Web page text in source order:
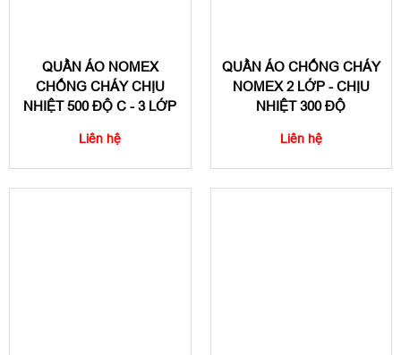
QUẦN ÁO NOMEX
CHỐNG CHÁY CHỊU
NHIỆT 500 ĐỘ C - 3 LỚP
Liên hệ
QUẦN ÁO CHỐNG CHÁY
NOMEX 2 LỚP - CHỊU
NHIỆT 300 ĐỘ
Liên hệ